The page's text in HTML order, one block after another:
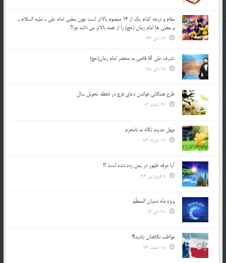
مقام و درجه كدام يك از 14 معصوم بالاتر است چون بعضي امام علي ـ عليه السلام ـ
و بعضي ها امام زمان (عج) را از همه بالاتر مي دانند چرا؟
تشرف علي آقا قاضي به محضر امام زمان(عج)
طرح همگانی خواندن دعای فرج در لحظه تحویل سال
چهل حدیث نگاه به نامحرم
آیا جرقه ظهور در یمن زده شده است ؟!
ویژه ماه شعبان المعظّم
مواظب نگاهتان باشید!!!